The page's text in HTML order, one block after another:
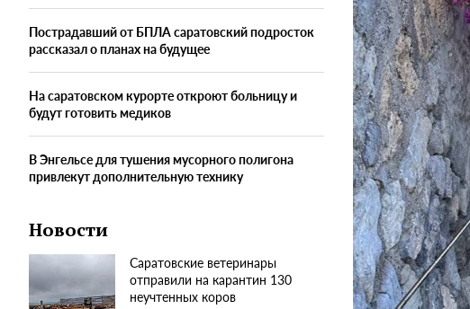
Пострадавший от БПЛА саратовский подросток
рассказал о планах на будущее
На саратовском курорте откроют больницу и
будут готовить медиков
В Энгельсе для тушения мусорного полигона
привлекут дополнительную технику
Новости
Саратовские ветеринары
отправили на карантин 130
неучтенных коров